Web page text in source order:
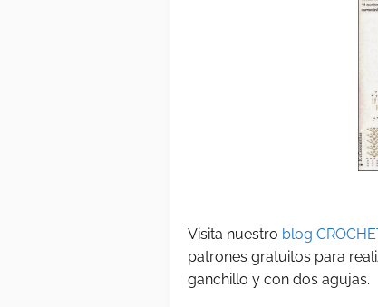
Visita nuestro blog
patrones gratuitos para
ganchillo y con dos agujas.